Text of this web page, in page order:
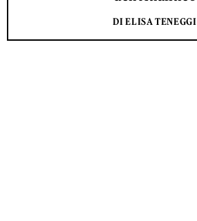
DI ELISA TENEGGI